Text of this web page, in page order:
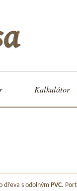
Kalkulátor
dřeva s odolným PVC.